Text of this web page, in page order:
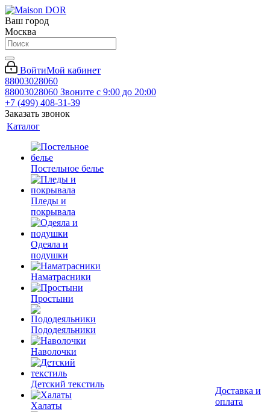
Ваш город
Москва
ВойтиМой кабинет
88003028060
88003028060 Звоните с 9:00 до 20:00
+7 (499) 408-31-39
Заказать звонок
Каталог
Постельное белье
Пледы и
покрывала
Одеяла и
подушки
Наматрасники
Простыни
Пододеяльники
Наволочки
Детский текстиль
Халаты
Доставка и
оплата